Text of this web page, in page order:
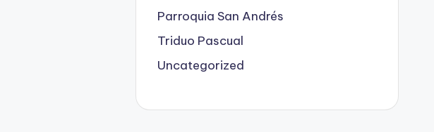
Parroquia San Andrés
Triduo Pascual
Uncategorized